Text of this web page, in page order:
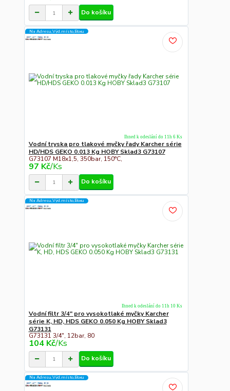
Do košíku
Na Adresu,Výd.místo,Boxu
Vodní tryska pro tlakové myčky řady Karcher série
HD/HDS GEKO 0.013 Kg HOBY Sklad3 G73107
G73107 M18x1,5, 350bar, 150°C,
97 Kč/Ks
Ihned k odeslání do 11h 6 Ks
Do košíku
Na Adresu,Výd.místo,Boxu
Vodní filtr 3/4" pro vysokotlaké myčky Karcher
série K, HD, HDS GEKO 0.050 Kg HOBY Sklad3
G73131
G73131 3/4", 12bar, 80
104 Kč/Ks
Ihned k odeslání do 11h 10 Ks
Do košíku
Na Adresu,Výd.místo,Boxu